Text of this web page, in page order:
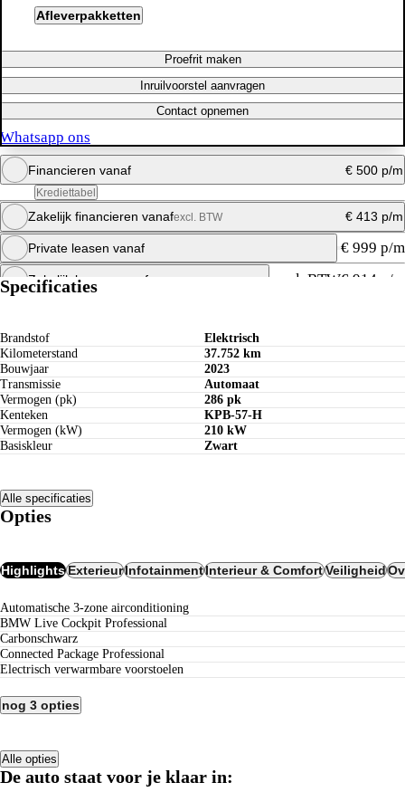
Afleverpakketten
Proefrit maken
Inruilvoorstel aanvragen
Contact opnemen
Whatsapp ons
Financieren vanaf € 500 p/m
Krediettabel
Maandbedrag berekenen
Whatsapp ons
Zakelijk financieren vanafexcl. BTW € 413 p/m
Maandbedrag berekenen
Whatsapp ons
Private leasen vanaf € 999 p/m
Maandbedrag berekenen
Zakelijk leasen vanaf excl. BTW€ 914 p/m
Whatsapp ons
Specificaties
Brandstof
Elektrisch
Kilometerstand
37.752 km
Bouwjaar
2023
Transmissie
Automaat
Vermogen (pk)
286 pk
Kenteken
KPB-57-H
Vermogen (kW)
210 kW
Basiskleur
Zwart
Alle specificaties
Opties
HighlightsExterieurInfotainmentInterieur & ComfortVeiligheid
Automatische 3-zone airconditioning
BMW Live Cockpit Professional
Carbonschwarz
Connected Package Professional
Electrisch verwarmbare voorstoelen
nog 3 opties
Alle opties
De auto staat voor je klaar in: